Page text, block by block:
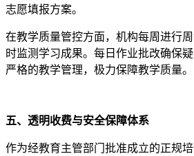
志愿填报方案。
在教学质量管控方面，机构每周进行
时监测学习成果。每日作业批改确保
严格的教学管理，极力保障教学质量。
五、透明收费与安全保障体系
作为经教育主管部门批准成立的正规